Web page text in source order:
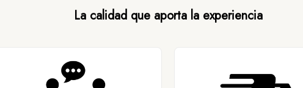
La calidad que aporta la experiencia